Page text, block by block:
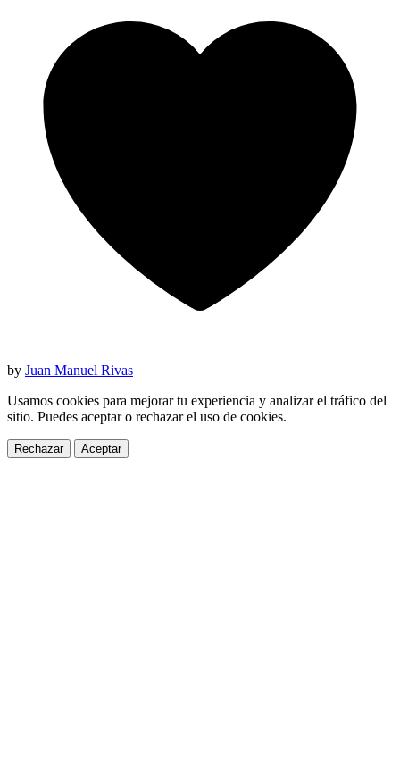
by Juan Manuel Rivas
Usamos cookies para mejorar tu experiencia y analizar el tráfico del
sitio. Puedes aceptar o rechazar el uso de cookies.
Rechazar Aceptar